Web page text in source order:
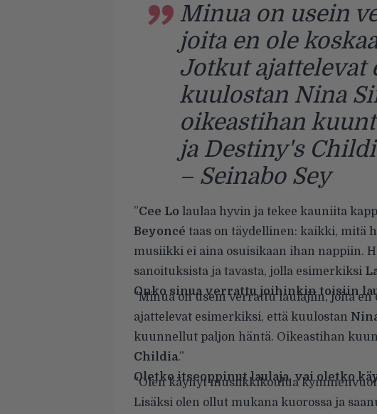
Minua on usein
joita en ole
Jotkut ajattelevat
kuulostan Nina
oikeastihan
ja Destiny's
– Seinabo Sey
”Cee Lo laulaa hyvin ja tekee kauniita
Beyoncé taas on täydellinen: kaikki, mitä
musiikki ei aina osuisikaan ihan nappiin.
sanoituksista ja tavasta, jolla esimerkiksi
Onko sinua verrattu joihinkin toisiin
”Minua on usein verrattu laulajiin, joita
ajattelevat esimerkiksi, että kuulostan
kuunnellut paljon häntä. Oikeastihan
Childia.”
Oletko itseoppinut laulaja, vai oletko
”Olen käynyt musiikkikoulua
Lisäksi olen ollut mukana kuorossa ja